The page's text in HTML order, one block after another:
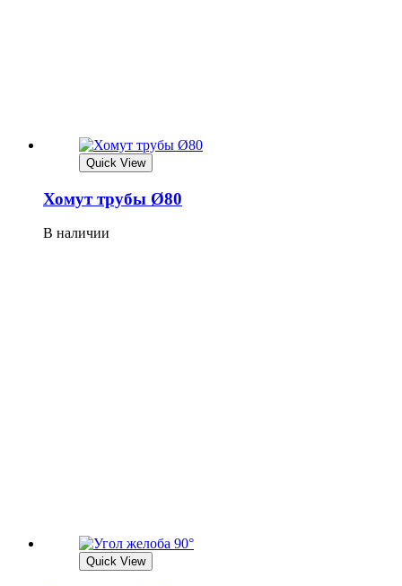
Quick View
Хомут трубы Ø80
В наличии
Quick View